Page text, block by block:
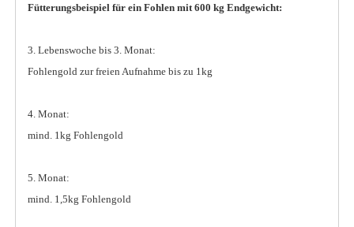
Fütterungsbeispiel für ein Fohlen mit 600 kg Endgewicht:
3. Lebenswoche bis 3. Monat:
Fohlengold zur freien Aufnahme bis zu 1kg
4. Monat:
mind. 1kg Fohlengold
5. Monat:
mind. 1,5kg Fohlengold